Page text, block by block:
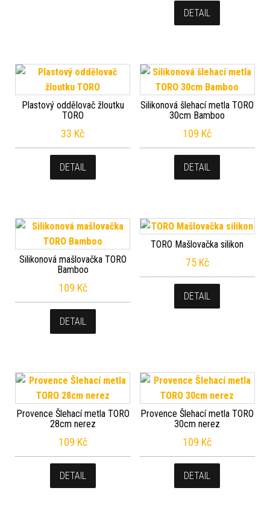
DETAIL
Plastový oddělovač žloutku
TORO
33 Kč
DETAIL
Silikonová šlehací metla TORO
30cm Bamboo
109 Kč
DETAIL
Silikonová mašlovačka TORO
Bamboo
109 Kč
DETAIL
TORO Mašlovačka silikon
75 Kč
DETAIL
Provence Šlehací metla TORO
28cm nerez
109 Kč
DETAIL
Provence Šlehací metla TORO
30cm nerez
109 Kč
DETAIL